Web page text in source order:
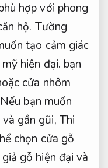
hợp với phong
hộ. Tường
tạo cảm giác
hiện đại. bạn
cửa nhôm
Nếu bạn muốn
gần gũi, Thi
chọn cửa gỗ
gỗ hiện đại và